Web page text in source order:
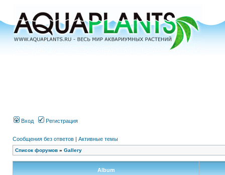
Вход Регистрация
Сообщения без ответов | Активные темы
Список форумов » Gallery
Album